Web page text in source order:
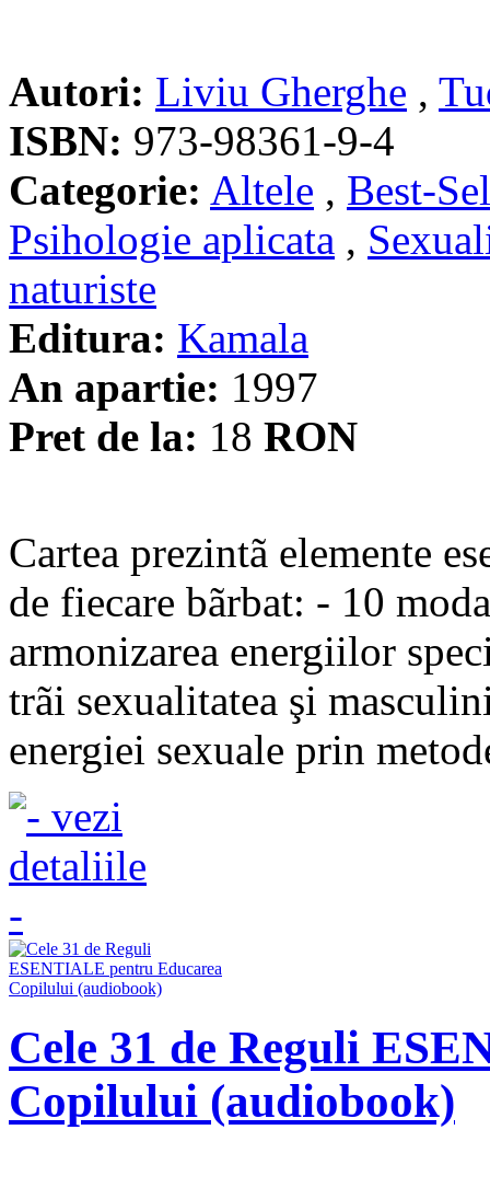
Autori: Liviu Gherghe ,
ISBN: 973-98361-9-4
Categorie: Altele , Best-
Psihologie aplicata ,
naturiste
Editura: Kamala
An apartie: 1997
Pret de la: 18 RON
Cartea prezintã elemente
de fiecare bãrbat: - 10
armonizarea energiilor
trãi sexualitatea şi
energiei sexuale prin
Cele 31 de Reguli
Copilului (audiobook)